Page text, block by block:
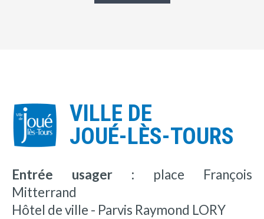
VILLE DE
JOUÉ-LÈS-TOURS
Entrée usager : place François
Mitterrand
Hôtel de ville - Parvis Raymond LORY